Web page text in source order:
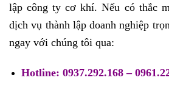
lập công ty cơ khí. Nếu có thắc
dịch vụ thành lập doanh nghiệp
ngay với chúng tôi qua:
Hotline: 0937.292.168 –